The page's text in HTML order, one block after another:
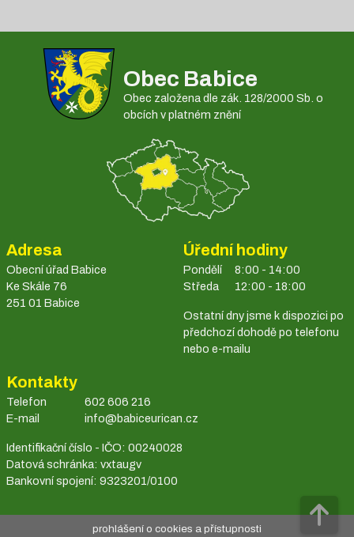
Obec Babice
Obec založena dle zák. 128/2000 Sb. o
obcích v platném znění
Adresa
Obecní úřad Babice
Ke Skále 76
251 01 Babice
Úřední hodiny
Pondělí
Středa
8:00 - 14:00
12:00 - 18:00
Ostatní dny jsme k dispozici po
předchozí dohodě po telefonu
nebo e-mailu
Kontakty
Telefon
E-mail
602 606 216
info@babiceurican.cz
Identifikační číslo - IČO: 00240028
Datová schránka: vxtaugv
Bankovní spojení: 9323201/0100
prohlášení o cookies a přístupnosti